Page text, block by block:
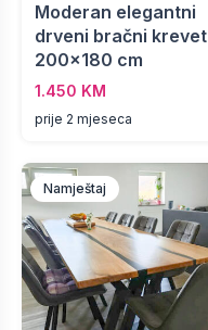
Moderan elegantni
drveni bračni krevet
200x180 cm
1.450 KM
prije 2 mjeseca
Namještaj